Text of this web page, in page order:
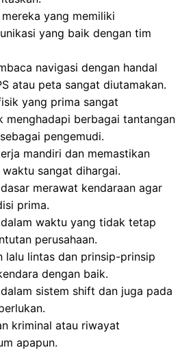
yang memiliki
yang baik dengan tim
navigasi dengan handal
atau peta sangat diutamakan.
yang prima sangat
menghadapi berbagai tantangan
pengemudi.
mandiri dan memastikan
sangat dihargai.
merawat kendaraan agar
prima.
waktu yang tidak tetap
perusahaan.
lalu lintas dan prinsip-prinsip
dengan baik.
sistem shift dan juga pada
kriminal atau riwayat
apapun.